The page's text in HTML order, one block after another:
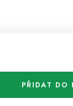
PŘIDAT DO